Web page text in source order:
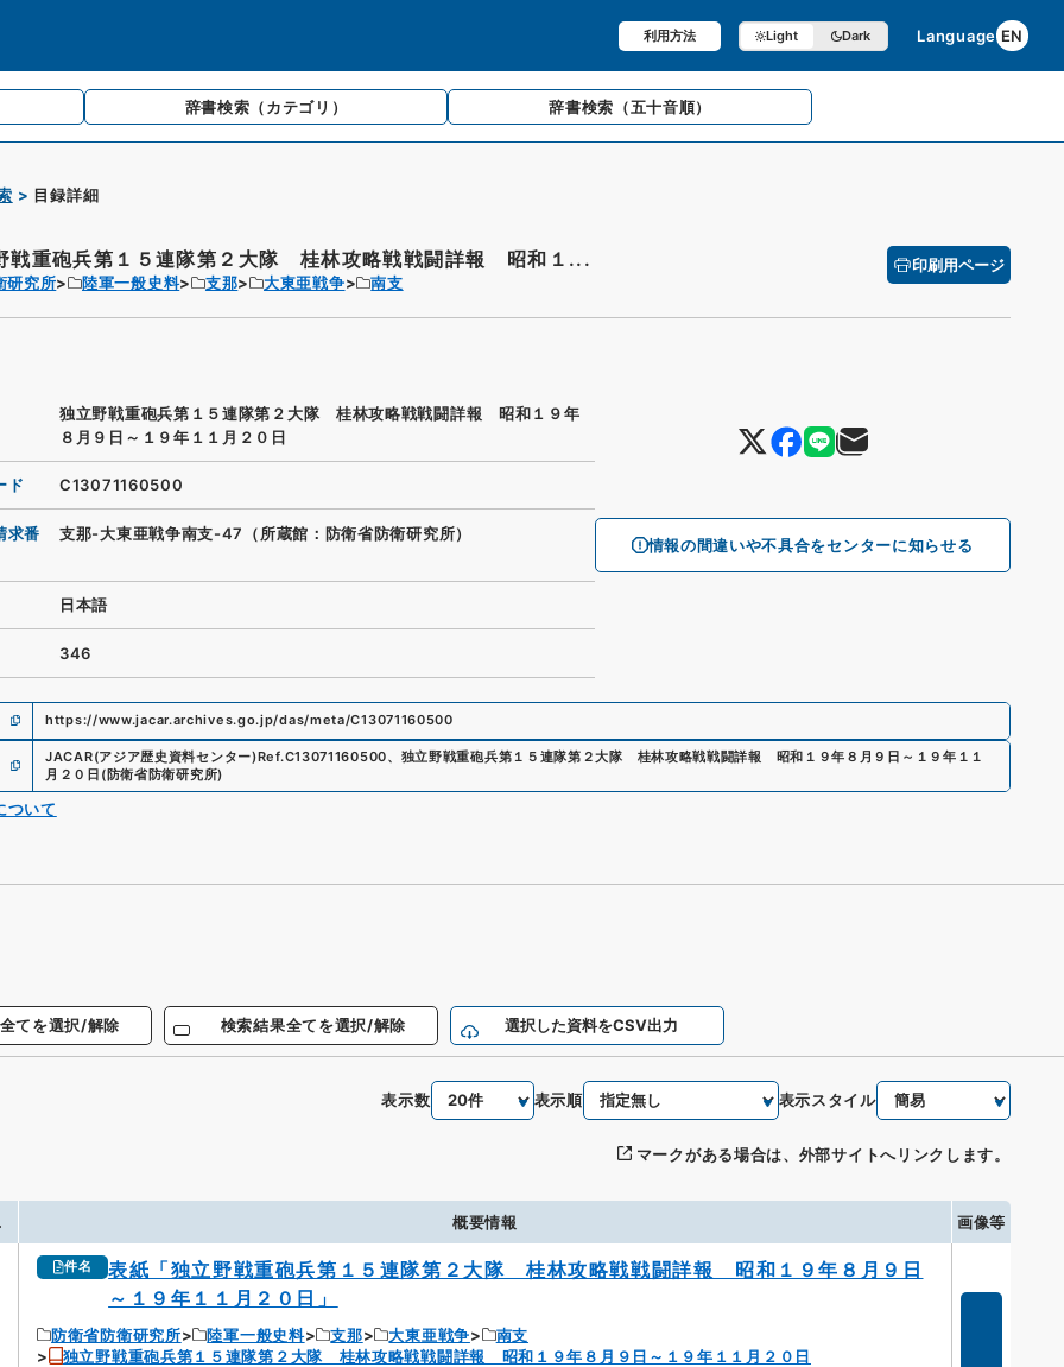
利用方法 Light Dark Language EN
辞書検索 （カテゴリ） 辞書検索 （五十音順）
目録詳細
戦重砲兵第１５連隊第２大隊 桂林攻略戦戦闘詳報 昭和１...
研究所 陸軍一般史料 支那 大東亜戦争 南支
印刷用ページ
情報の間違いや不具合をセンターに知らせる
独立野戦重砲兵第１５連隊第２大隊 桂林攻略戦戦闘詳報 昭和１９年
８月９日～１９年１１月２０日
ド C13071160500
求番 支那-大東亜戦争南支-47（所蔵館：防衛省防衛研究所）
日本語
346
https://www.jacar.archives.go.jp/das/meta/C13071160500
JACAR(アジア歴史資料センター)Ref.C13071160500、 独立野戦重砲兵第１５連隊第２大隊 桂林攻略戦戦闘詳報 昭和１９年８月９日～１９年１１
月２０日 (防衛省防衛研究所)
ついて
てを選択/解除 検索結果全てを選択/解除 選択した資料をCSV出力
表示数 表示順 表示スタイル
マークがある場合は、外部サイトへリンクします。
概要情報 画像等
件名
表紙「独立野戦重砲兵第１５連隊第２大隊 桂林攻略戦戦闘詳報 昭和１９年８月９日
～１９年１１月２０日」
防衛省防衛研究所 陸軍一般史料 支那 大東亜戦争
南支
独立野戦重砲兵第１５連隊第２大隊 桂林攻略戦戦闘詳報 昭和１９年８月９日～１９年１１月２０日